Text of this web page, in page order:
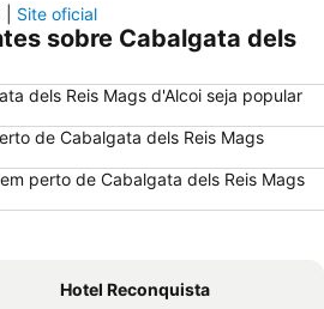
Site oficial
sobre Cabalgata dels
dels Reis Mags d'Alcoi seja popular
de Cabalgata dels Reis Mags
perto de Cabalgata dels Reis Mags
Hotel Reconquista